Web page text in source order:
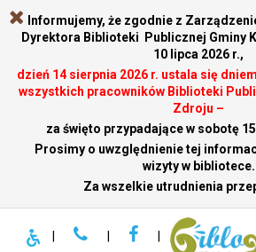
Informujemy, że zgodnie z
Dyrektora Biblioteki Publicznej Gminy
10 lipca 2026 r.,
dzień 14 sierpnia 2026 r. ustala się
wszystkich pracowników Biblioteki
Zdroju –
za święto przypadające w sobotę
Prosimy o uwzględnienie tej
wizyty w bibliotece.
Za wszelkie utrudnienia